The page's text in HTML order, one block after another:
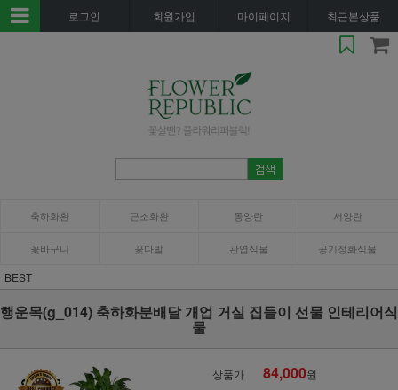
로그인 회원가입 마이페이지 최근본상품
축하화환 근조화환 동양란 서양란
꽃바구니 꽃다발 관엽식물 공기정화식물
BEST
행운목(g_014) 축하화분배달 개업 거실 집들이 선물 인테리어식
물
상품가 84,000원